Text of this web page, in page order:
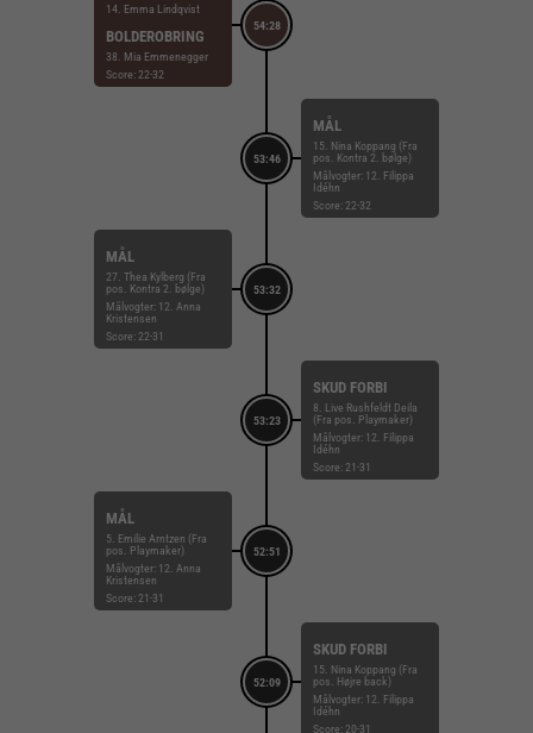
54:28
14. Emma Lindqvist
BOLDEROBRING
38. Mia Emmenegger
Score: 22-32
53:46
MÅL
15. Nina Koppang (Fra
pos. Kontra 2. bølge)
Målvogter: 12. Filippa
Idéhn
Score: 22-32
53:32
MÅL
27. Thea Kylberg (Fra
pos. Kontra 2. bølge)
Målvogter: 12. Anna
Kristensen
Score: 22-31
53:23
SKUD FORBI
8. Live Rushfeldt Deila
(Fra pos. Playmaker)
Målvogter: 12. Filippa
Idéhn
Score: 21-31
52:51
MÅL
5. Emilie Arntzen (Fra
pos. Playmaker)
Målvogter: 12. Anna
Kristensen
Score: 21-31
52:09
SKUD FORBI
15. Nina Koppang (Fra
pos. Højre back)
Målvogter: 12. Filippa
Idéhn
Score: 20-31